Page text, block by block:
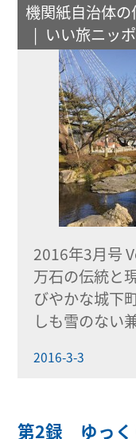
機関紙自治体の
いい旅ニッ
2016年3月号
万石の伝統と
びやかな城下
しも雪のな
2016-3-3
第2録 ゆっく